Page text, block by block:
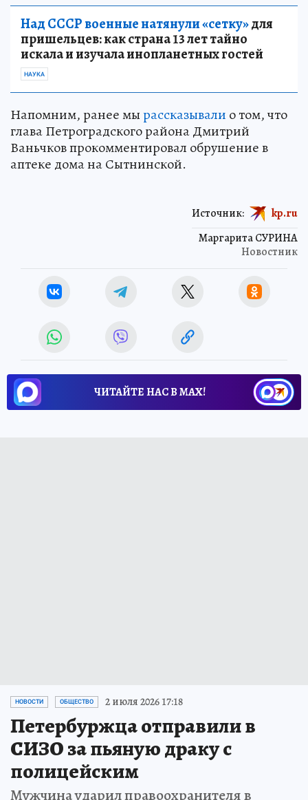
Над СССР военные натянули «сетку»для
пришельцев: как страна 13 лет тайно
искала и изучала инопланетных гостей
НАУКА
Напомним, ранее мырассказывали о том, что
глава Петроградского района Дмитрий
Ваньчков прокомментировал обрушение в
аптеке дома на Сытнинской.
Маргарита СУРИНА
Новостник
Источник: kp.ru
ЧИТАЙТЕ НАС В МАХ!
НОВОСТИ ОБЩЕСТВО 2 июля 2026 17:18
Петербуржца отправили в
СИЗО за пьяную драку с
полицейским
Мужчина ударил правоохранителя в